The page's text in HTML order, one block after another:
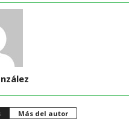
Más del autor